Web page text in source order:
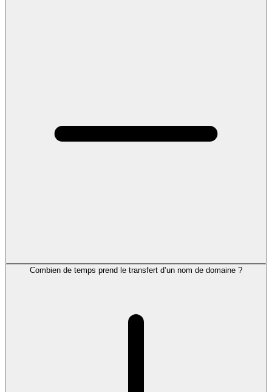
Combien de temps prend le transfert d’un nom de domaine ?